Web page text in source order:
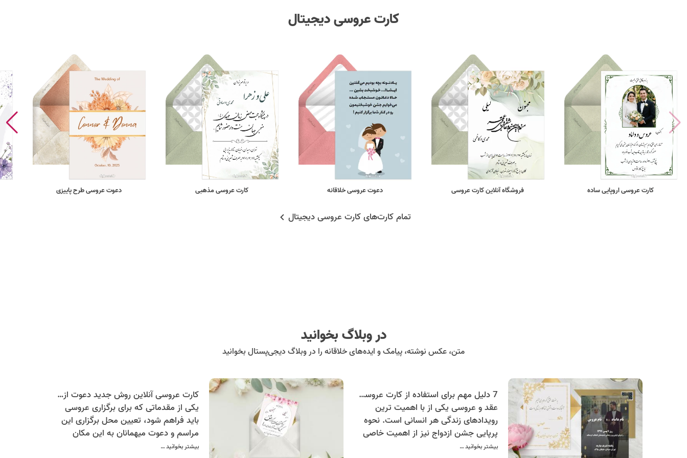
کارت عروسی دیجیتال
کارت عروسی اروپایی ساده فروشگاه آنلاین کارت عروسی دعوت عروسی خلاقانه کارت عروسی مذهبی دعوت عروسی طرح پاییزی
تمام کارت‌های کارت عروسی دیجیتال
در وبلاگ بخوانید
متن، عکس نوشته، پیامک و ایده‌های خلاقانه را در وبلاگ دیجی‌پستال بخوانید
7 دلیل مهم برای استفاده از کارت عروسی دیجیتال
عقد و عروسی یکی از با اهمیت ترین
رویدادهای زندگی هر انسانی است. نحوه
پرپایی جشن ازدواج نیز از اهمیت خاصی
برخوردار است. کارت عروسی یکی از
بیشتر بخوانید …
کارت عروسی آنلاین روش جدید دعوت از مهمانان
یکی از مقدماتی که برای برگزاری عروسی
باید فراهم شود، تعیین محل برگزاری این
مراسم و دعوت میهمانان به این مکان
است. این دعوت با استفاده از کارت دعوت
بیشتر بخوانید …